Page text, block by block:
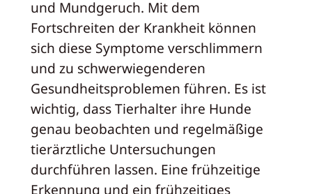
und Mundgeruch. Mit dem
Fortschreiten der Krankheit können
sich diese Symptome verschlimmern
und zu schwerwiegenderen
Gesundheitsproblemen führen. Es ist
wichtig, dass Tierhalter ihre Hunde
genau beobachten und regelmäßige
tierärztliche Untersuchungen
durchführen lassen. Eine frühzeitige
Erkennung und ein frühzeitiges